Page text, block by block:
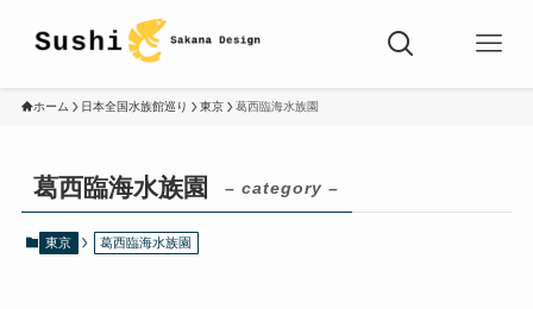
ホーム 日本全国水族館巡り 東京 葛西臨海水族園
葛西臨海水族園 – category –
東京 葛西臨海水族園